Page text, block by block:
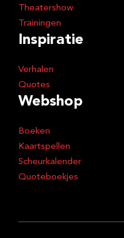
Theatershow
Trainingen
Inspiratie
Verhalen
Quotes
Webshop
Boeken
Kaartspellen
Scheurkalender
Quoteboekjes